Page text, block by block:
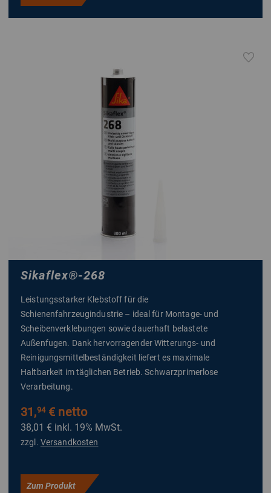
Sikaflex®-268
Leistungsstarker Klebstoff für die
Schienenfahrzeugindustrie – ideal für Montage- und
Scheibenverklebungen sowie dauerhaft belastete
Außenfugen. Dank hervorragender Witterungs- und
Reinigungsmittelbeständigkeit liefert es maximale
Haltbarkeit im täglichen Betrieb. Schwarzprimerlose
Verarbeitung.
31,94€ netto
38,01 € inkl. 19% MwSt.
zzgl. Versandkosten
Zum Produkt